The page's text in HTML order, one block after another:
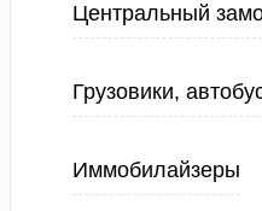
Центральный
Грузовики,
Иммобилайзеры